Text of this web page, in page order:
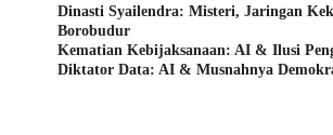
Dinasti Syailendra: Misteri, Jaringan
Borobudur
Kematian Kebijaksanaan: AI & Ilusi
Diktator Data: AI & Musnahnya